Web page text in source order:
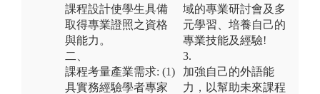
課程設計使學生具備
取得專業證照之資格
與能力。
二、
課程考量產業需求: (1)
具實務經驗學者專家
域的專業研討會及多
元學習、培養自己的
專業技能及經驗!
3.
加強自己的外語能
力，以幫助未來課程